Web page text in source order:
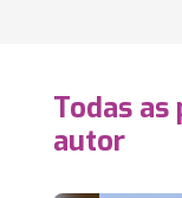
Todas as
autor